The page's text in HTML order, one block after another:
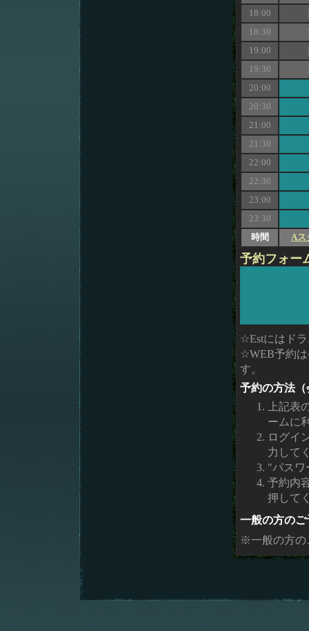
18:00
18:30
19:00
19:30
20:00
20:30
21:00
21:30
22:00
22:30
23:00
23:30
時間
Aス
予約フォー
☆Estにはド
☆WEB予約
す。
予約の方法
上記表
ームに
ログイ
力して
"パスワ
予約内
押して
一般の方のご
※一般の方の